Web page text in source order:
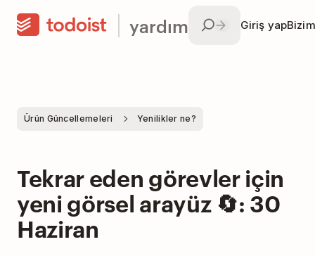
yardım Giriş yap
Ürün Güncellemeleri Yenilikler ne?
Tekrar eden görevler için
yeni görsel arayüz 🔄: 30
Haziran